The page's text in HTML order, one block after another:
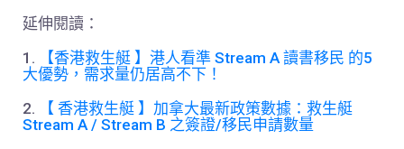
延伸閱讀：
1.
【香港救生艇 】港人看準 Stream A 讀書移民 的5
大優勢，需求量仍居高不下！
2.
【 香港救生艇 】加拿大最新政策數據：救生艇
Stream A / Stream B 之簽證/移民申請數量